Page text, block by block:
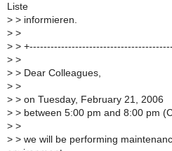
Liste
> > informieren.
> >
> >
> >
> > Dear Colleagues,
> >
> > on Tuesday, February 21, 2006
> > between 5:00 pm and 8:00 pm
> >
> > we will be performing